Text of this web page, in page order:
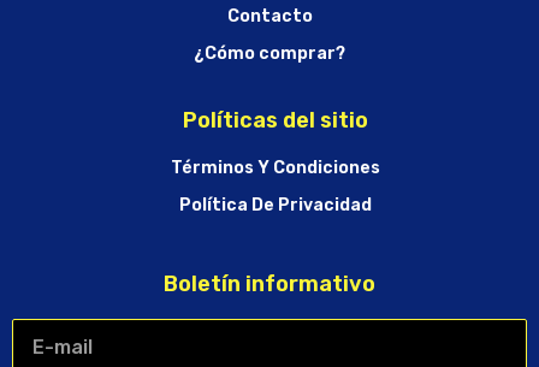
Contacto
¿Cómo comprar?
Políticas del sitio
Términos Y Condiciones
Política De Privacidad
Boletín informativo